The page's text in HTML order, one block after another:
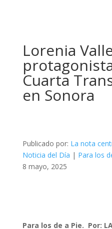
Lorenia
Cuarta
en Sonora
Publicado por: La nota
Noticia del Día | Para los
8 mayo, 2025
Para los de a Pie. Por: